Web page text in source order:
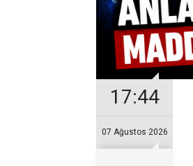
17:44
07 Ağustos 2026